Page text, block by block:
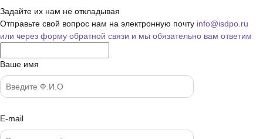
Задайте их нам не откладывая
Отправьте свой вопрос нам на электронную почту info@isdpo.ru
или через форму обратной связи и мы обязательно вам ответим
Ваше имя
E-mail